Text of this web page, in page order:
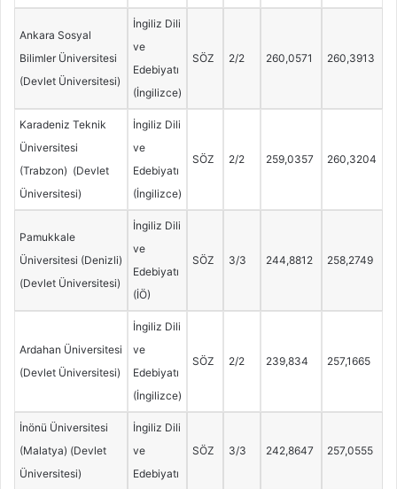
Ankara Sosyal
Bilimler Üniversitesi
(Devlet Üniversitesi)
İngiliz Dili
ve
Edebiyatı
(İngilizce)
SÖZ 2/2 260,0571 260,3913
Karadeniz Teknik
Üniversitesi
(Trabzon) (Devlet
Üniversitesi)
İngiliz Dili
ve
Edebiyatı
(İngilizce)
SÖZ 2/2 259,0357 260,3204
Pamukkale
Üniversitesi (Denizli)
(Devlet Üniversitesi)
İngiliz Dili
ve
Edebiyatı
(İÖ)
SÖZ 3/3 244,8812 258,2749
Ardahan Üniversitesi
(Devlet Üniversitesi)
İngiliz Dili
ve
Edebiyatı
(İngilizce)
SÖZ 2/2 239,834 257,1665
İnönü Üniversitesi
(Malatya) (Devlet
Üniversitesi)
İngiliz Dili
ve
Edebiyatı
SÖZ 3/3 242,8647 257,0555